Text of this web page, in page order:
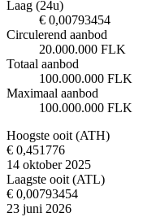
Laag (24u)
€ 0,00793454
Circulerend aanbod
20.000.000 FLK
Totaal aanbod
100.000.000 FLK
Maximaal aanbod
100.000.000 FLK
Hoogste ooit (ATH)
€ 0,451776
14 oktober 2025
Laagste ooit (ATL)
€ 0,00793454
23 juni 2026